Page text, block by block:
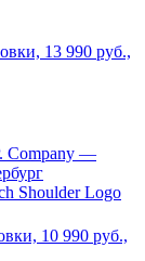
Shoulder Logo